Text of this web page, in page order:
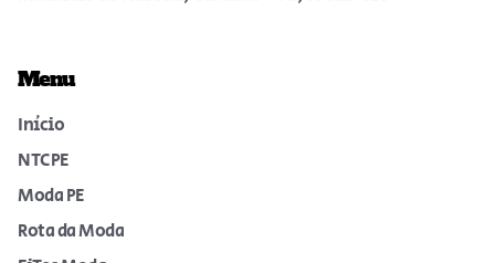
Menu
Início
NTCPE
Moda PE
Rota da Moda